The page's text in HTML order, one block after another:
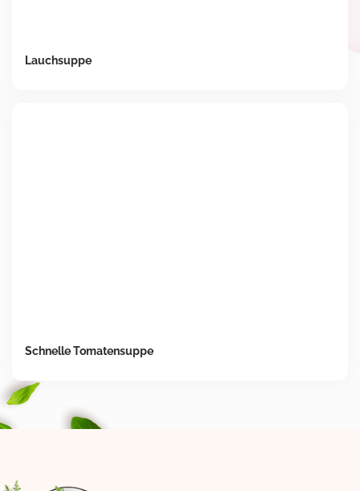
Lauchsuppe
Schnelle Tomatensuppe